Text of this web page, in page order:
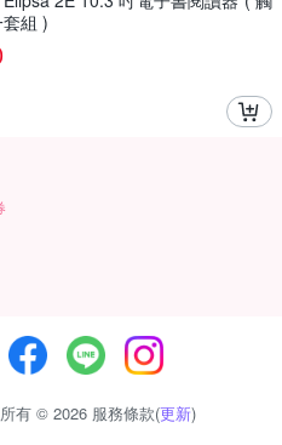
組 )
有 © 2026 服務條款(更新)